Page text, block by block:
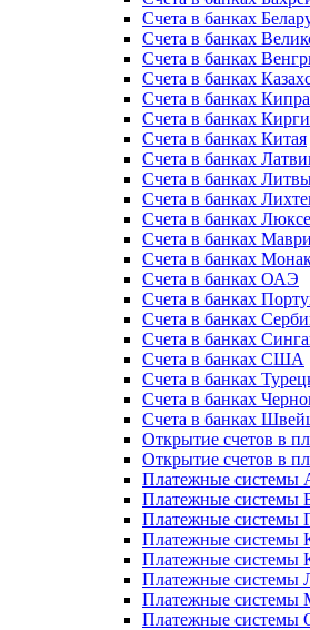
Счета в банках
Счета в банках
Счета в банках
Счета в банках
Счета в банках Кипра
Счета в банках
Счета в банках Китая
Счета в банках
Счета в банках
Счета в банках
Счета в банках
Счета в банках
Счета в банках
Счета в банках ОАЭ
Счета в банках
Счета в банках
Счета в банках
Счета в банках США
Счета в банках
Счета в банках
Счета в банках
Открытие счетов в
Открытие счетов в
Платежные системы
Платежные системы
Платежные системы
Платежные системы
Платежные системы
Платежные системы
Платежные системы
Платежные системы